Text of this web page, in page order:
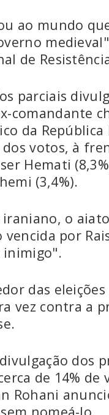
ao mundo
de
parciais
comandante
da
dos votos, à
Hemati
(3,4%).
o
vencida por
inimigo".
das
vez contra a
dos
de 14%
Rohani